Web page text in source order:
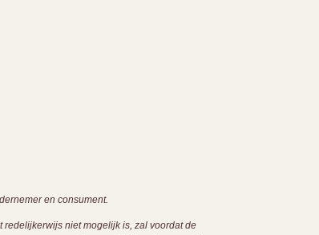
en consument.
redelijkerwijs niet mogelijk is, zal voordat de